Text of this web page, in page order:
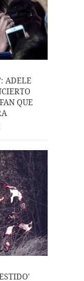
ADELE
QUE